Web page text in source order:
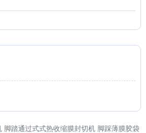
脚踏通过式式热收缩膜封切机 脚踩薄膜胶袋